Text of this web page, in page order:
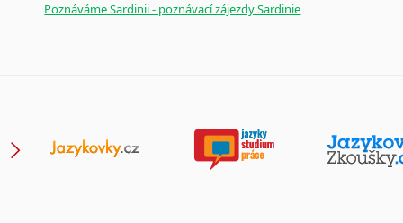
Poznáváme Sardinii - poznávací zájezdy Sardinie